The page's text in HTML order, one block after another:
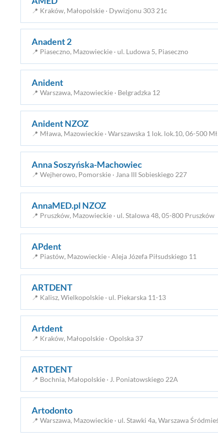
📍 Kraków, Małopolskie · Dywizjonu 303 21c
Anadent 2
📍 Piaseczno, Mazowieckie · ul. Ludowa 5, Piaseczno
Anident
📍 Warszawa, Mazowieckie · Belgradzka 12
Anident NZOZ
📍 Mława, Mazowieckie · Warszawska 1 lok. lok.10, 06-500
Anna Soszyńska-Machowiec
📍 Wejherowo, Pomorskie · Jana III Sobieskiego 227
AnnaMED.pl NZOZ
📍 Pruszków, Mazowieckie · ul. Stalowa 48, 05-800 Pruszków
APdent
📍 Piastów, Mazowieckie · Aleja Józefa Piłsudskiego 11
ARTDENT
📍 Kalisz, Wielkopolskie · ul. Piekarska 11-13
Artdent
📍 Kraków, Małopolskie · Opolska 37
ARTDENT
📍 Bochnia, Małopolskie · J. Poniatowskiego 22A
Artodonto
📍 Warszawa, Mazowieckie · ul. Stawki 4a, Warszawa